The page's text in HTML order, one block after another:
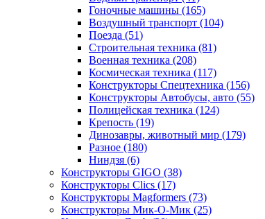
Гоночные машины (165)
Воздушный транспорт (104)
Поезда (51)
Строительная техника (81)
Военная техника (208)
Космическая техника (117)
Конструкторы Спецтехника (156)
Конструкторы Автобусы, авто (55)
Полицейская техника (124)
Крепость (19)
Динозавры, животный мир (179)
Разное (180)
Ниндзя (6)
Конструкторы GIGO (38)
Конструкторы Clics (17)
Конструкторы Magformers (73)
Конструкторы Мик-О-Мик (25)